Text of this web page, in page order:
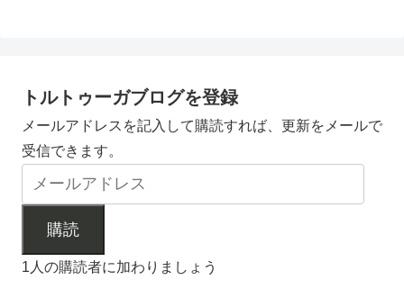
トルトゥーガブログを登録
メールアドレスを記入して購読すれば、更新をメールで
受信できます。
購読
1人の購読者に加わりましょう